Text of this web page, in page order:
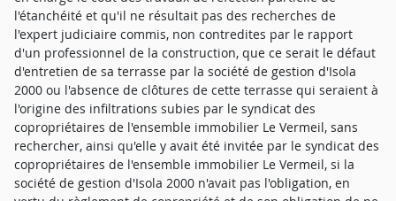
l'étanchéité et qu'il ne résultait pas des recherches de
l'expert judiciaire commis, non contredites par le rapport
d'un professionnel de la construction, que ce serait le défaut
d'entretien de sa terrasse par la société de gestion d'Isola
2000 ou l'absence de clôtures de cette terrasse qui seraient à
l'origine des infiltrations subies par le syndicat des
copropriétaires de l'ensemble immobilier Le Vermeil, sans
rechercher, ainsi qu'elle y avait été invitée par le syndicat des
copropriétaires de l'ensemble immobilier Le Vermeil, si la
société de gestion d'Isola 2000 n'avait pas l'obligation, en